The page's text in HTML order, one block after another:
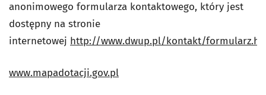
anonimowego formularza kontaktowego, który jest
dostępny na stronie
internetowej http://www.dwup.pl/kontakt/
www.mapadotacji.gov.pl